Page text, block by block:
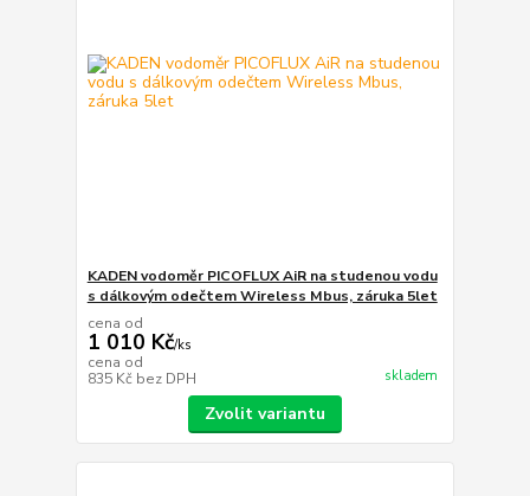
KADEN vodoměr PICOFLUX AiR na studenou vodu
s dálkovým odečtem Wireless Mbus, záruka 5let
cena od
1 010 Kč/ks
cena od
835 Kč bez DPH skladem
Zvolit variantu